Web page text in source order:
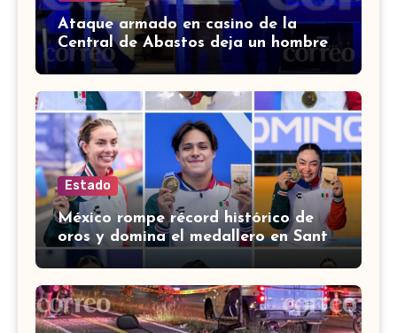
Ataque armado en casino de la
Central de Abastos deja un hombre
muerto en León
Estado
México rompe récord histórico de
oros y domina el medallero en Santo
Domingo 2026